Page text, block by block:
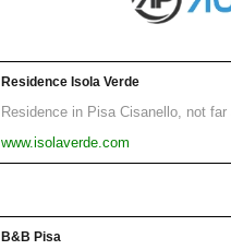
Residence Isola Verde
Residence in Pisa Cisanello, not
www.isolaverde.com
B&B Pisa